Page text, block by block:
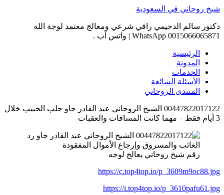
Skip
content
شيخ روحاني في السعودية
دكتور سالم الدحيمي راقي شرعي ومعالج معتمد لوجة الله
0015066065871 WhatsApp | واتس آب .
الرئيسية
المدونة
الخدمات
الأسئلة الشائعة
المنتدى الروحاني
00447822017122 الشيخ الروحاني عبد القادر جاو جلب الحبيب خلال
3 أيام فقط – مهما كانت المسافات والعقبات
رقم شيخ روحاني يعالج لوجه
https://c.top4top.io/p_3609m9oc88.jpg
https://i.top4top.io/p_3610pafu61.jpg